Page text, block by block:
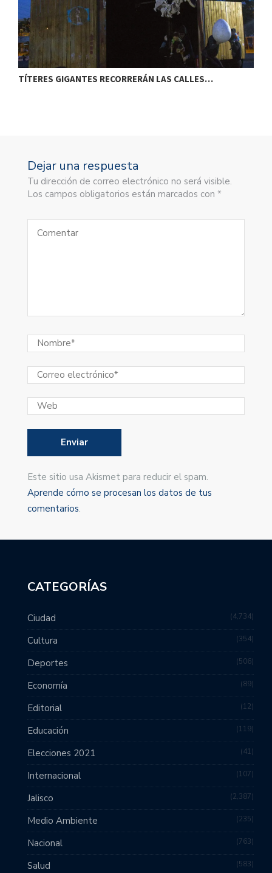
TÍTERES GIGANTES RECORRERÁN LAS CALLES…
Dejar una respuesta
Tu dirección de correo electrónico no será visible.
Los campos obligatorios están marcados con *
Este sitio usa Akismet para reducir el spam.
Aprende cómo se procesan los datos de tus
comentarios.
CATEGORÍAS
Ciudad 4,734
Cultura 354
Deportes 506
Economía 89
Editorial 12
Educación 119
Elecciones 2021 41
Internacional 107
Jalisco 2,387
Medio Ambiente 235
Nacional 763
Salud 583